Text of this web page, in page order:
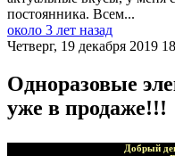
постоянника. Всем...
около 3 лет назад
Четверг, 19 декабря 2019
Одноразовые
уже в продаже!!!
Добрый